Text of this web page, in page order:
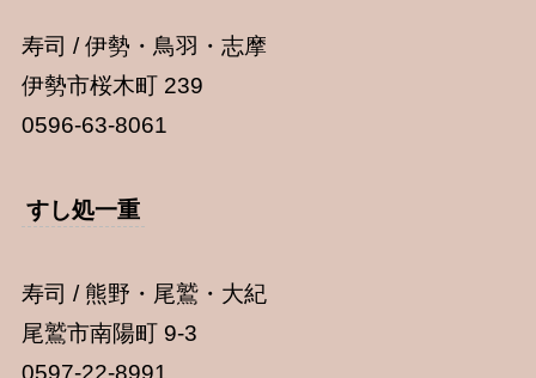
寿司 / 伊勢・鳥羽・志摩
伊勢市桜木町 239
0596-63-8061
すし処一重
寿司 / 熊野・尾鷲・大紀
尾鷲市南陽町 9-3
0597-22-8991